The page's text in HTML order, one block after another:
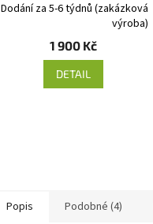
Dodání za 5-6 týdnů (zakázková
výroba)
1 900 Kč
DETAIL
Popis Podobné (4)